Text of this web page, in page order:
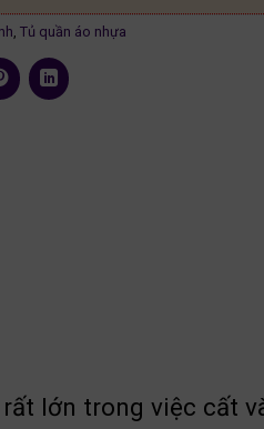
, Tủ quần áo nhựa
lớn trong việc cất